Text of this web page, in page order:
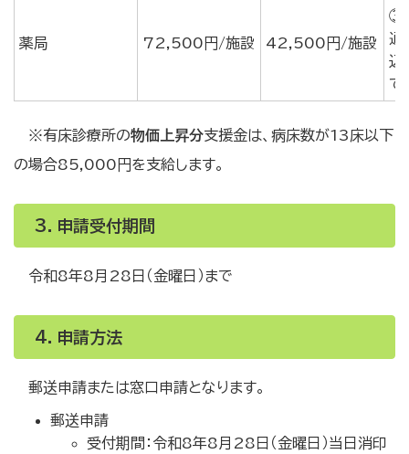
③
通
込
で
薬局 72,500円/施設 42,500円/施設
※有床診療所の物価上昇分支援金は、病床数が13床以下
の場合85,000円を支給します。
3．申請受付期間
令和8年8月28日（金曜日）まで
4．申請方法
郵送申請または窓口申請となります。
郵送申請
受付期間：令和8年8月28日（金曜日）当日消印